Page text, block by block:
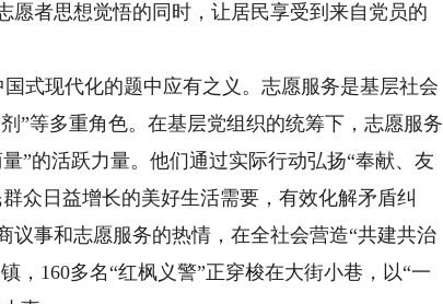
愿者思想觉悟的同时，让居民享受到来自党员的
式现代化的题中应有之义。志愿服务是基层社会
”等多重角色。在基层党组织的统筹下，志愿服务
”的活跃力量。他们通过实际行动弘扬“奉献、友
众日益增长的美好生活需要，有效化解矛盾纠
事和志愿服务的热情，在全社会营造“共建共治
，160多名“红枫义警”正穿梭在大街小巷，以“一